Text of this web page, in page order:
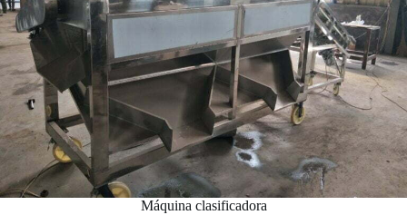
Máquina clasificadora